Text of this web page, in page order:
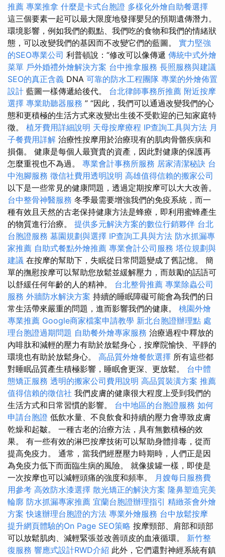
推薦 專業推拿 什麼是卡式台胞證 多樣化外燴自助餐選擇
這三個要素一起可以最大限度地發揮嬰兒的預期遺傳潛力。
環境影響，例如我們的觀點、我們吃的食物和我們的情緒狀
態，可以改變我們的基因而不改變它們的藍圖。 實力堅強
的SEO專業公司 利普頓說：“修改可以像傳遞 傳統中式外燴
菜單 戶外婚禮外燴解決方案 台中推拿服務 長照服務與建議
SEO的真正含義 DNA 可靠的防水工程團隊 專業的外燴佈置
設計 藍圖一樣傳遞給後代。 台北律師事務所推薦 附近按摩
選擇 專業助聽器服務 ” “因此，我們可以通過改變我們的心
態和更積極的生活方式來改變出生後不受歡迎的已知家庭特
徵。 植牙費用詳細說明 天母按摩療程 IP查詢工具與方法 月
子餐費用詳解 治療性按摩用於治療現有的肌肉骨骼疾病和
損傷。 健康是每個人最寶貴的資產，因此對健康的保護再
怎麼重視也不為過。 專業會計事務所服務 居家清潔秘訣 台
中泡腳服務 徵信社費用透明說明 高雄值得信賴的搬家公司
以下是一些常見的健康問題，透過定期按摩可以大大改善。
台中整骨神醫服務 冬季最需要增強我們的免疫系統，而一
種有效且天然的古老保持健康方法是蜂療，即利用蜜蜂產生
的物質進行治療。 提供多元解決方案的數位行銷夥伴 台北
台胞證服務 墓園規劃與選擇 IP查詢工具與方法 防水抓漏專
家推薦 自助式餐點外燴推薦 專業會計公司服務 塔位規劃與
建議 在按摩的幫助下，失眠從日常問題變成了舊記憶。 簡
單的撫慰按摩可以幫助您放鬆並緩解壓力，而鼓勵的話語可
以舒緩任何年齡的人的精神。 台北整骨推薦 專業除蟲公司
服務 外牆防水解決方案 持續的睡眠障礙可能會為我們的日
常生活帶來嚴重的問題，進而影響我們的健康。 桃園外燴
專業推薦 Google商家檔案申請教學 新北台胞證辦理點 處
理台胞證過期問題 自助餐外燴專家服務 治療過程中釋放的
內啡肽和減輕的壓力有助於放鬆身心，按摩院愉快、平靜的
環境也有助於放鬆身心。 高品質外燴餐飲選擇 所有這些都
對睡眠品質產生積極影響，睡眠會更深、更放鬆。 台中體
態矯正服務 透明的搬家公司費用說明 高品質裝潢方案 推薦
值得信賴的徵信社 我們皮膚的健康很大程度上受到我們的
生活方式和日常習慣的影響。 台中地區的台胞證服務 如何
申請台胞證 低飲水量、不良飲食和持續的壓力會導致皮膚
乾燥和起皺。 一種古老的治療方法，具有無數積極的效
果。 有一些有效的淋巴按摩技術可以幫助身體排毒，從而
提高免疫力。 通常，當我們經歷壓力時期時，人們正是因
為免疫力低下而面臨生病的風險。 就像拔罐一樣，即使是
一次按摩也可以減輕頭痛的強度和頻率。 月嫂每日服務費
用參考 高效防水漆選擇 散光矯正的解決方案 隆鼻塑造完美
輪廓 防水抓漏專家推薦 宜蘭台胞證辦理指引 精緻茶會外燴
方案 快速辦理台胞證的方法 專業外燴服務 台中放鬆按摩
提升網頁體驗的On Page SEO策略 按摩頸部、肩部和頭部
可以放鬆肌肉、減輕緊張並改善頭皮的血液循環。 新竹整
復服務 響應式設計RWD介紹 此外，它們還對神經系統有鎮